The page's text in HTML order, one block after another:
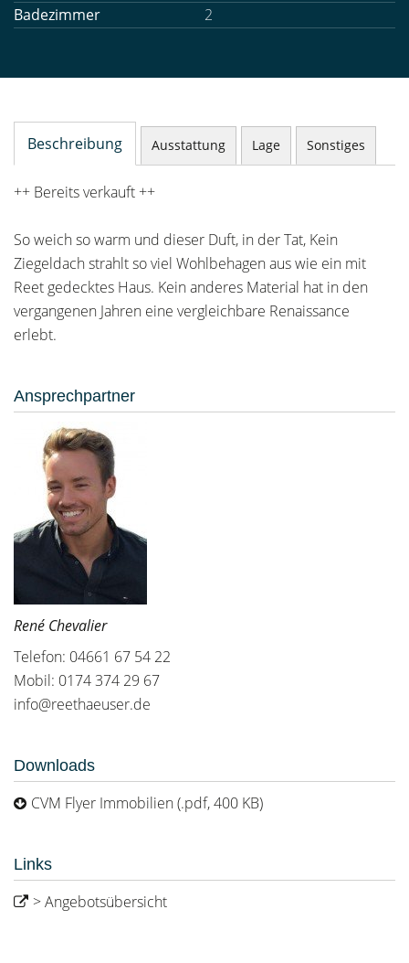
Badezimmer
2
Beschreibung Ausstattung Lage Sonstiges
++ Bereits verkauft ++
So weich so warm und dieser Duft, in der Tat, Kein
Ziegeldach strahlt so viel Wohlbehagen aus wie ein mit
Reet gedecktes Haus. Kein anderes Material hat in den
vergangenen Jahren eine vergleichbare Renaissance
erlebt.
Ansprechpartner
René Chevalier
Telefon: 04661 67 54 22
Mobil: 0174 374 29 67
info@reethaeuser.de
Downloads
CVM Flyer Immobilien (.pdf, 400 KB)
Links
> Angebotsübersicht